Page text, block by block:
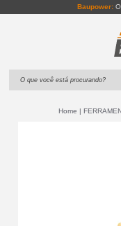
Baupower:
Home